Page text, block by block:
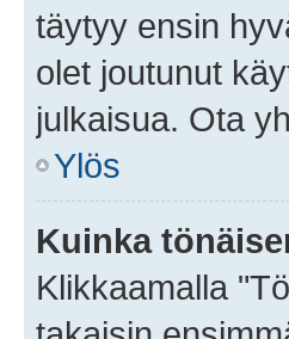
täytyy ensin
olet joutunut
julkaisua. Ota
Ylös
Kuinka
Klikkaamalla